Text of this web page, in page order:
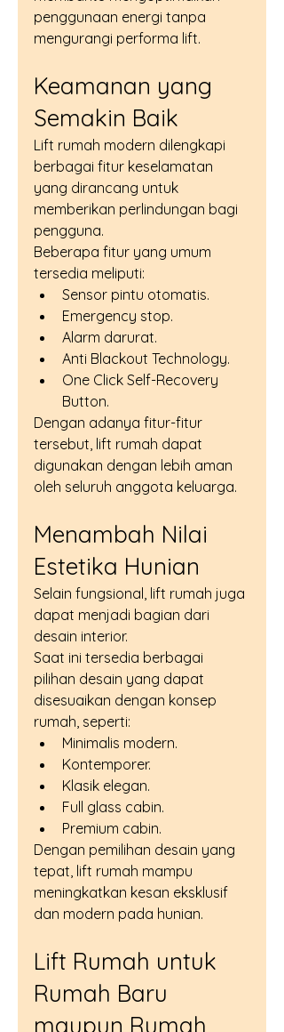
penggunaan energi tanpa
mengurangi performa lift.
Keamanan yang
Semakin Baik
Lift rumah modern dilengkapi
berbagai fitur keselamatan
yang dirancang untuk
memberikan perlindungan bagi
pengguna.
Beberapa fitur yang umum
tersedia meliputi:
Sensor pintu otomatis.
Emergency stop.
Alarm darurat.
Anti Blackout Technology.
One Click Self-Recovery
Button.
Dengan adanya fitur-fitur
tersebut, lift rumah dapat
digunakan dengan lebih aman
oleh seluruh anggota keluarga.
Menambah Nilai
Estetika Hunian
Selain fungsional, lift rumah juga
dapat menjadi bagian dari
desain interior.
Saat ini tersedia berbagai
pilihan desain yang dapat
disesuaikan dengan konsep
rumah, seperti:
Minimalis modern.
Kontemporer.
Klasik elegan.
Full glass cabin.
Premium cabin.
Dengan pemilihan desain yang
tepat, lift rumah mampu
meningkatkan kesan eksklusif
dan modern pada hunian.
Lift Rumah untuk
Rumah Baru
maupun Rumah